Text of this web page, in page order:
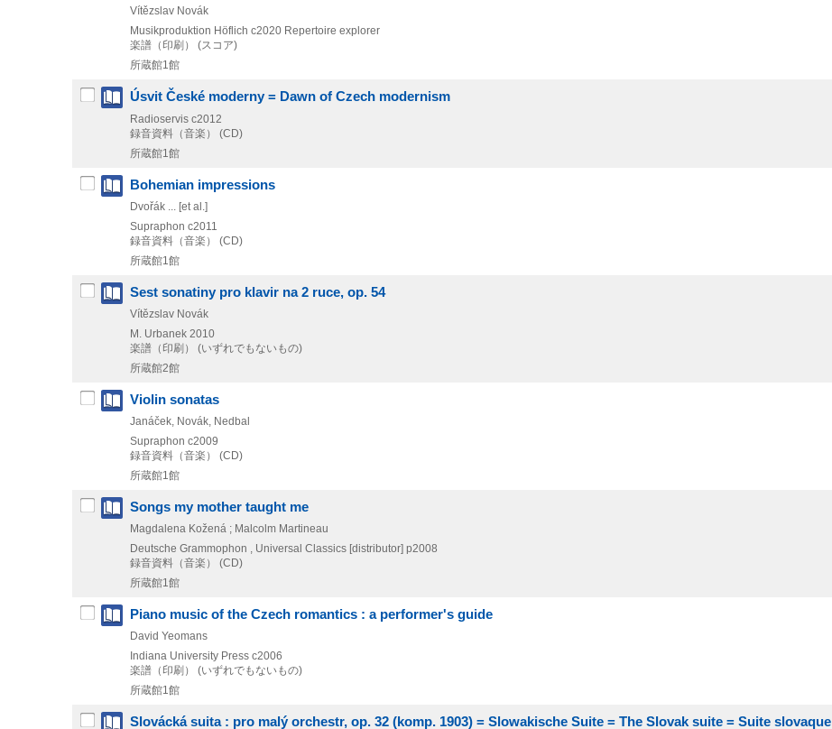
Vítězslav Novák
Musikproduktion Höflich c2020 Repertoire explorer
楽譜（印刷） (スコア)
所蔵館1館
Úsvit České moderny = Dawn of Czech modernism
Radioservis c2012
録音資料（音楽） (CD)
所蔵館1館
Bohemian impressions
Dvořák ... [et al.]
Supraphon c2011
録音資料（音楽） (CD)
所蔵館1館
Sest sonatiny pro klavir na 2 ruce, op. 54
Vítězslav Novák
M. Urbanek 2010
楽譜（印刷） (いずれでもないもの)
所蔵館2館
Violin sonatas
Janáček, Novák, Nedbal
Supraphon c2009
録音資料（音楽） (CD)
所蔵館1館
Songs my mother taught me
Magdalena Kožená ; Malcolm Martineau
Deutsche Grammophon , Universal Classics [distributor] p2008
録音資料（音楽） (CD)
所蔵館1館
Piano music of the Czech romantics : a performer's guide
David Yeomans
Indiana University Press c2006
楽譜（印刷） (いずれでもないもの)
所蔵館1館
Slovácká suita : pro malý orchestr, op. 32 (komp. 1903) = Slowakische Suite = The Slovak suite = Suite slovaque